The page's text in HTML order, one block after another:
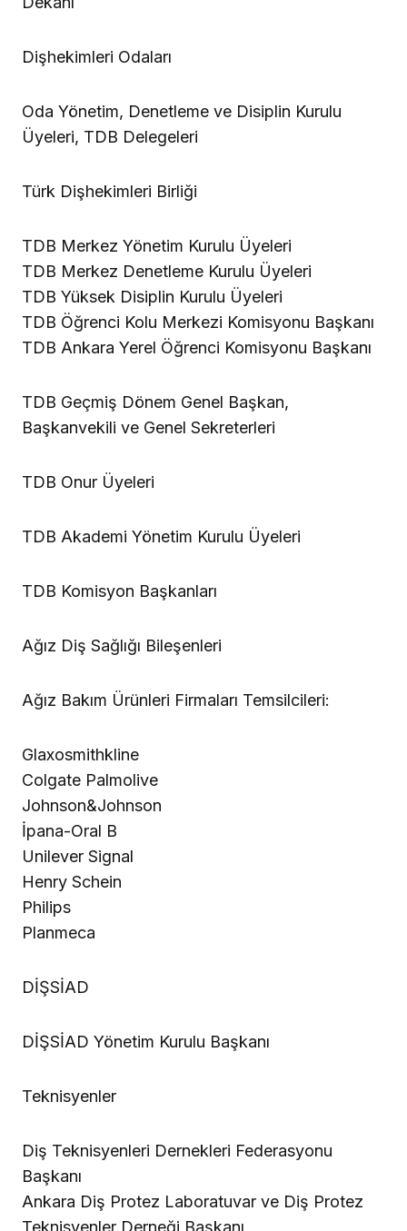
Dişhekimleri Odaları
Oda Yönetim, Denetleme ve Disiplin Kurulu
Üyeleri, TDB Delegeleri
Türk Dişhekimleri Birliği
TDB Merkez Yönetim Kurulu Üyeleri
TDB Merkez Denetleme Kurulu Üyeleri
TDB Yüksek Disiplin Kurulu Üyeleri
TDB Öğrenci Kolu Merkezi Komisyonu Başkanı
TDB Ankara Yerel Öğrenci Komisyonu Başkanı
TDB Geçmiş Dönem Genel Başkan,
Başkanvekili ve Genel Sekreterleri
TDB Onur Üyeleri
TDB Akademi Yönetim Kurulu Üyeleri
TDB Komisyon Başkanları
Ağız Diş Sağlığı Bileşenleri
Ağız Bakım Ürünleri Firmaları Temsilcileri:
Glaxosmithkline
Colgate Palmolive
Johnson&Johnson
İpana-Oral B
Unilever Signal
Henry Schein
Philips
Planmeca
DİŞSİAD
DİŞSİAD Yönetim Kurulu Başkanı
Teknisyenler
Diş Teknisyenleri Dernekleri Federasyonu
Başkanı
Ankara Diş Protez Laboratuvar ve Diş Protez
Teknisyenler Derneği Başkanı